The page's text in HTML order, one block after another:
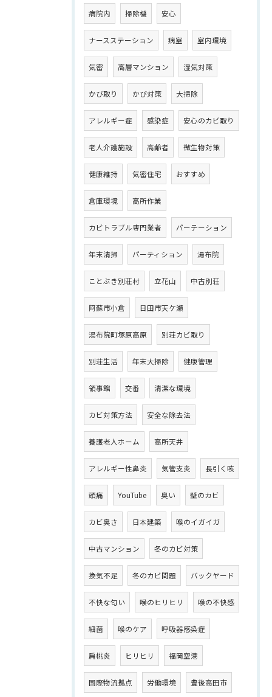
病院内 掃除機 安心
ナースステーション 病室 室内環境
気密 高層マンション 湿気対策
かび取り かび対策 大掃除
アレルギー症 感染症 安心のカビ取り
老人介護施設 高齢者 微生物対策
健康維持 気密住宅 おすすめ
倉庫環境 高所作業
カビトラブル専門業者 パーテーション
年末清掃 パーティション 湯布院
ことぶき別荘村 立花山 中古別荘
阿蘇市小倉 日田市天ケ瀬
湯布院町塚原高原 別荘カビ取り
別荘生活 年末大掃除 健康管理
領事館 交番 清潔な環境
カビ対策方法 安全な除去法
養護老人ホーム 高所天井
アレルギー性鼻炎 気管支炎 長引く咳
頭痛 YouTube 臭い 壁のカビ
カビ臭さ 日本建築 喉のイガイガ
中古マンション 冬のカビ対策
換気不足 冬のカビ問題 バックヤード
不快な匂い 喉のヒリヒリ 喉の不快感
細菌 喉のケア 呼吸器感染症
扁桃炎 ヒリヒリ 福岡空港
国際物流拠点 労働環境 豊後高田市